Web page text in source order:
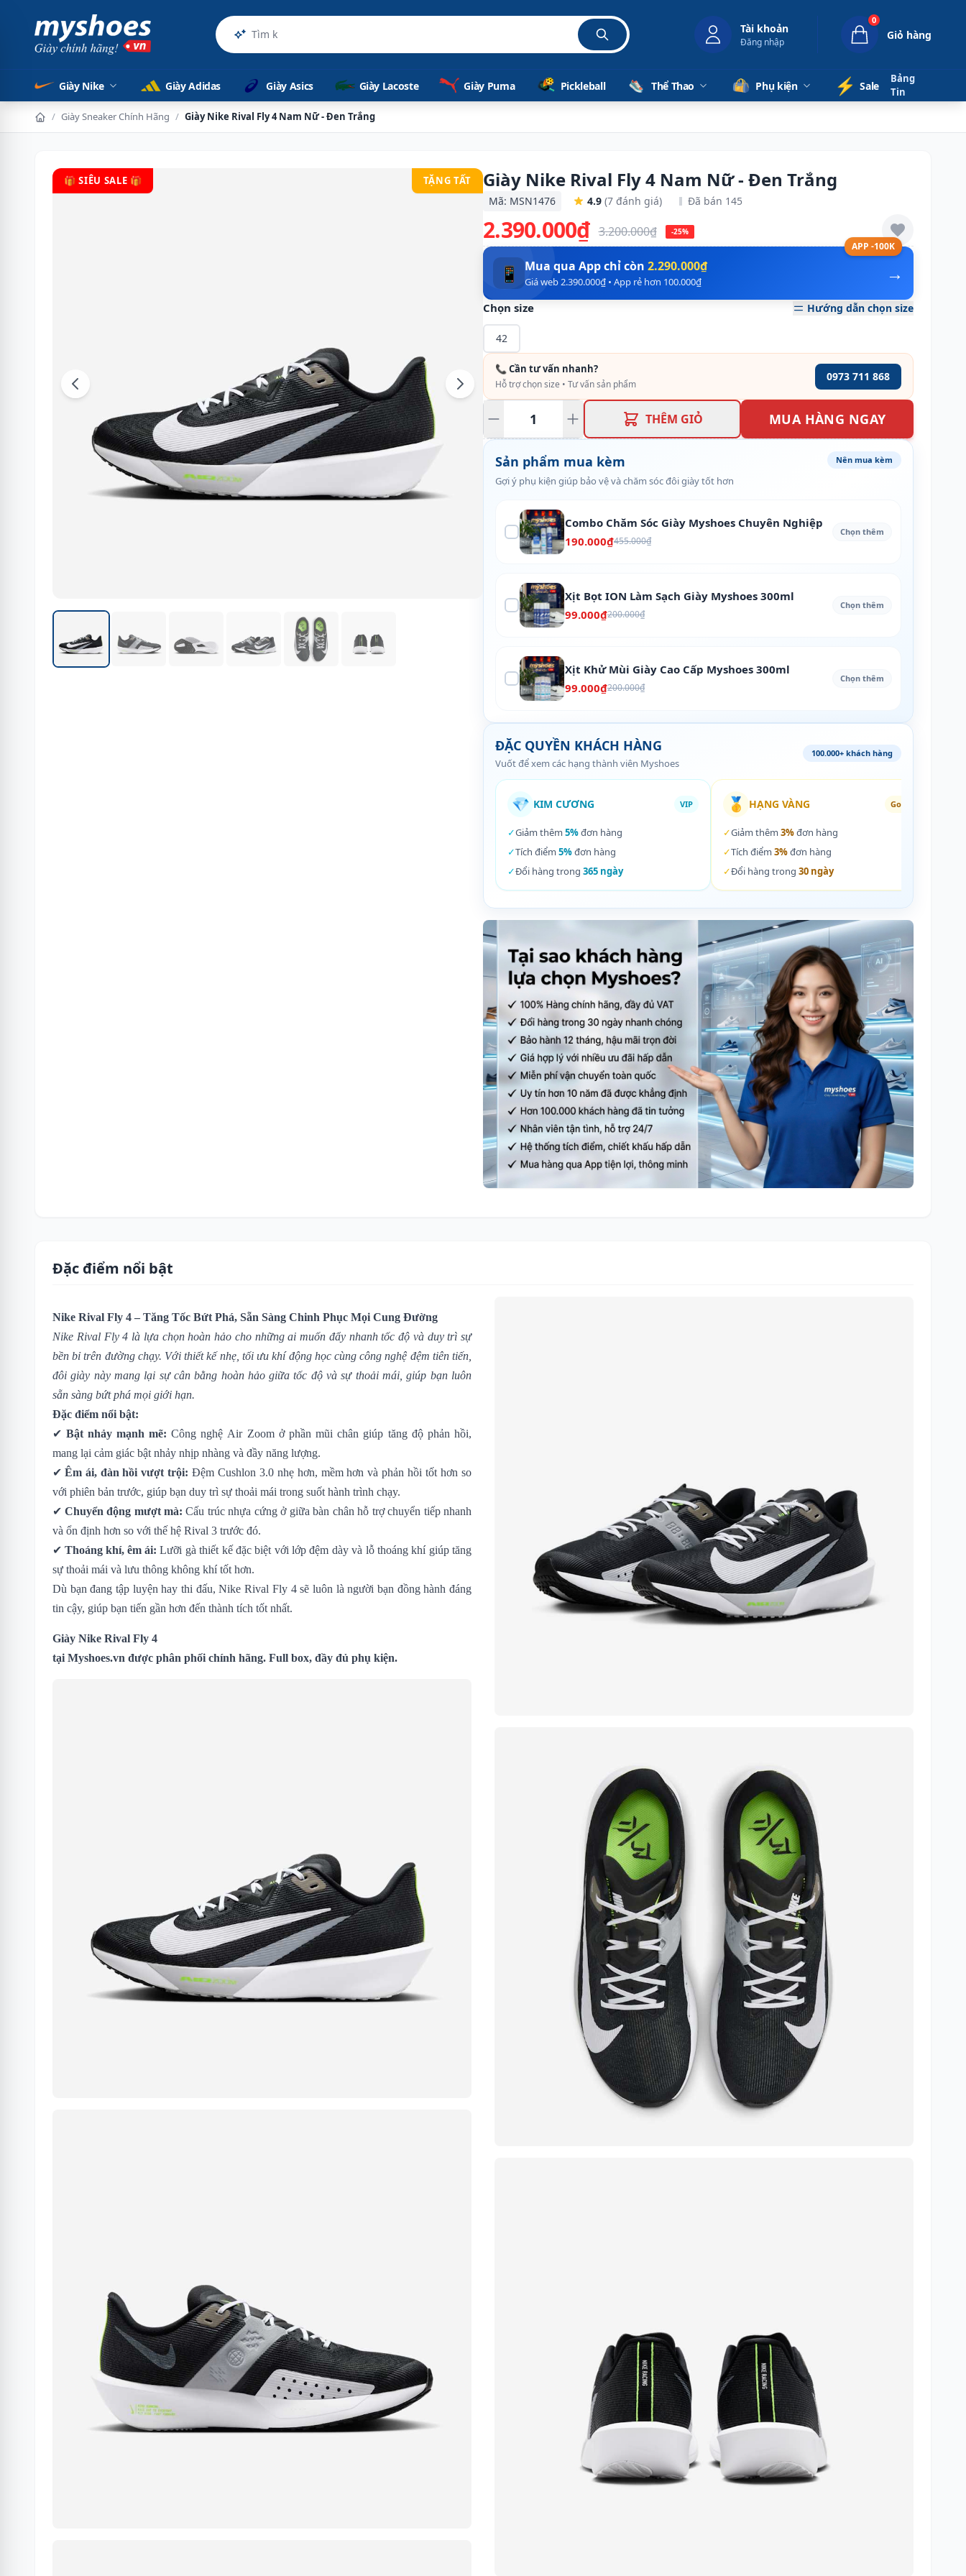
Sản phẩm Tài khoản
Đăng nhập
0
Giỏ hàng
Giày Nike Giày Adidas Giày Asics Giày Lacoste Giày Puma Pickleball Thể Thao Phụ kiện ⚡️ Sale
Bảng
Tin
/ Giày Sneaker Chính Hãng / Giày Nike Rival Fly 4 Nam Nữ - Đen Trắng
🎁 SIÊU SALE 🎁 TẶNG TẤT Giày Nike Rival Fly 4 Nam Nữ - Đen Trắng
Mã: MSN1476 4.9 (7 đánh giá) Đã bán 145
2.390.000₫ 3.200.000₫ -25%
APP -100K
→
📱 Mua qua App chỉ còn 2.290.000₫
Giá web 2.390.000₫ • App rẻ hơn 100.000₫
Chọn size Hướng dẫn chọn size
42
📞 Cần tư vấn nhanh?
Hỗ trợ chọn size • Tư vấn sản phẩm
0973 711 868
THÊM GIỎ MUA HÀNG NGAY
Sản phẩm mua kèm
Gợi ý phụ kiện giúp bảo vệ và chăm sóc đôi giày tốt hơn
Nên mua kèm
Combo Chăm Sóc Giày Myshoes Chuyên Nghiệp
190.000₫455.000₫
Chọn thêm
Xịt Bọt ION Làm Sạch Giày Myshoes 300ml
99.000₫200.000₫
Chọn thêm
Xịt Khử Mùi Giày Cao Cấp Myshoes 300ml
99.000₫200.000₫
Chọn thêm
ĐẶC QUYỀN KHÁCH HÀNG
Vuốt để xem các hạng thành viên Myshoes
100.000+ khách hàng
💎 KIM CƯƠNG VIP
✓Giảm thêm 5%đơn hàng
✓Tích điểm 5%đơn hàng
✓Đổi hàng trong 365 ngày
🥇 HẠNG VÀNG Gold
✓Giảm thêm 3%đơn hàng
✓Tích điểm 3%đơn hàng
✓Đổi hàng trong 30 ngày
Đặc điểm nổi bật
Nike Rival Fly 4 – Tăng Tốc Bứt Phá, Sẵn Sàng Chinh Phục Mọi Cung Đường
Nike Rival Fly 4 là lựa chọn hoàn hảo cho những ai muốn đẩy nhanh tốc độ và duy trì sự
bền bỉ trên đường chạy. Với thiết kế nhẹ, tối ưu khí động học cùng công nghệ đệm tiên tiến,
đôi giày này mang lại sự cân bằng hoàn hảo giữa tốc độ và sự thoải mái, giúp bạn luôn
sẵn sàng bứt phá mọi giới hạn.
Đặc điểm nổi bật:
✔ Bật nhảy mạnh mẽ: Công nghệ Air Zoom ở phần mũi chân giúp tăng độ phản hồi,
mang lại cảm giác bật nhảy nhịp nhàng và đầy năng lượng.
✔ Êm ái, đàn hồi vượt trội: Đệm Cushlon 3.0 nhẹ hơn, mềm hơn và phản hồi tốt hơn so
với phiên bản trước, giúp bạn duy trì sự thoải mái trong suốt hành trình chạy.
✔ Chuyển động mượt mà: Cấu trúc nhựa cứng ở giữa bàn chân hỗ trợ chuyển tiếp nhanh
và ổn định hơn so với thế hệ Rival 3 trước đó.
✔ Thoáng khí, êm ái: Lưỡi gà thiết kế đặc biệt với lớp đệm dày và lỗ thoáng khí giúp tăng
sự thoải mái và lưu thông không khí tốt hơn.
Dù bạn đang tập luyện hay thi đấu, Nike Rival Fly 4 sẽ luôn là người bạn đồng hành đáng
tin cậy, giúp bạn tiến gần hơn đến thành tích tốt nhất.
Giày Nike Rival Fly 4
tại Myshoes.vn được phân phối chính hãng. Full box, đầy đủ phụ kiện.